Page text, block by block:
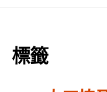
標籤